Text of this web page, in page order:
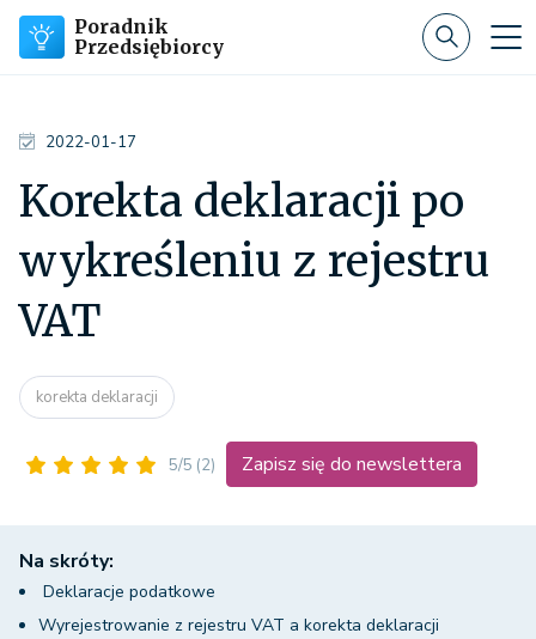
Poradnik
Przedsiębiorcy
2022-01-17
Korekta deklaracji po
wykreśleniu z rejestru
VAT
korekta deklaracji
5/5 (2) Zapisz się do newslettera
Na skróty:
Deklaracje podatkowe
Wyrejestrowanie z rejestru VAT a korekta deklaracji